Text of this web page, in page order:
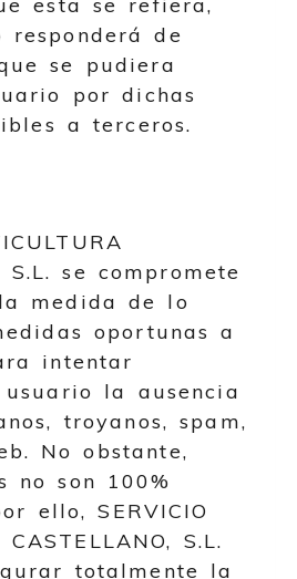
de
se pudiera
por dichas
a terceros.
S.L. se compromete
medida de lo
oportunas a
intentar
la ausencia
troyanos, spam,
No obstante,
no son 100%
ello,SERVICIO
S.L.
totalmente la